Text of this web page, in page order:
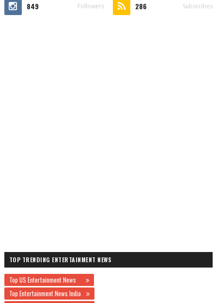
849 Followers 286 Subscribes
TOP TRENDING ENTERTAINMENT NEWS
Top US Entertainment News
Top Entertainment News India